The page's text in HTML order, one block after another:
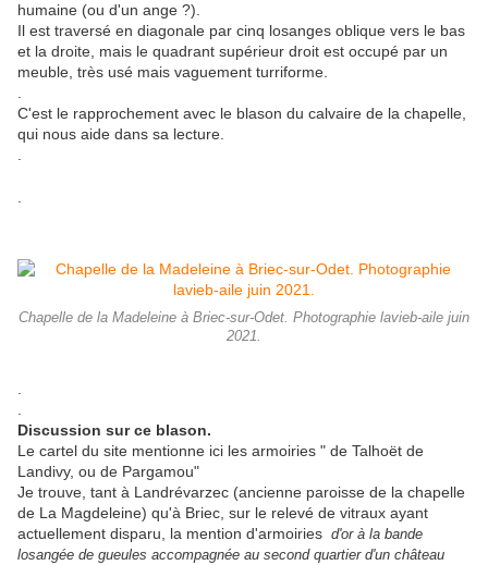
humaine (ou d'un ange ?).
Il est traversé en diagonale par cinq losanges oblique vers le bas
et la droite, mais le quadrant supérieur droit est occupé par un
meuble, très usé mais vaguement turriforme.
C'est le rapprochement avec le blason du calvaire de la chapelle,
qui nous aide dans sa lecture.
Chapelle de la Madeleine à Briec-sur-Odet. Photographie lavieb-aile juin
2021.
Discussion sur ce blason.
Le cartel du site mentionne ici les armoiries " de Talhoët de
Landivy, ou de Pargamou"
Je trouve, tant à Landrévarzec (ancienne paroisse de la chapelle
de La Magdeleine) qu'à Briec, sur le relevé de vitraux ayant
actuellement disparu, la mention d'armoiries d'or à la bande
losangée de gueules accompagnée au second quartier d'un château